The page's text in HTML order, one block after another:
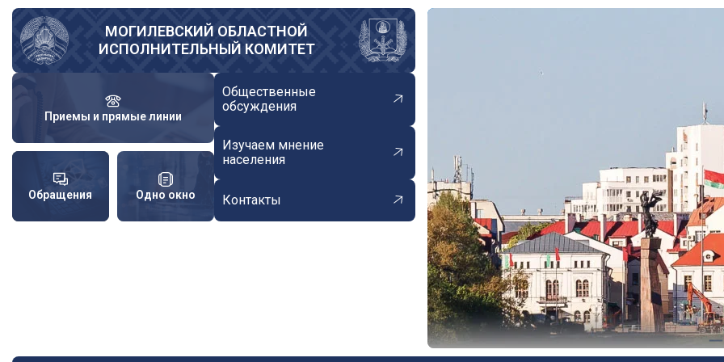
Перейти
основному
содержанию
МОГИЛЕВСКИЙ ОБЛАСТНОЙ
ИСПОЛНИТЕЛЬНЫЙ КОМИТЕТ
Приемы и прямые линии
Обращения Одно окно
Общественные
обсуждения
Изучаем мнение
населения
Контакты